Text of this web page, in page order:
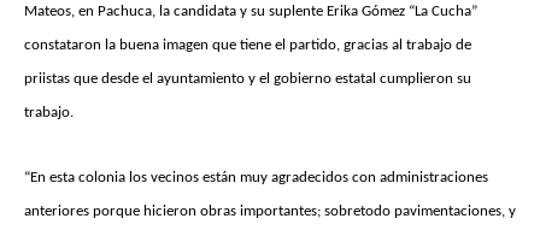
Mateos, en Pachuca, la candidata y su suplente Erika Gómez “La Cucha”
constataron la buena imagen que tiene el partido, gracias al trabajo de
priistas que desde el ayuntamiento y el gobierno estatal cumplieron su
trabajo.
“En esta colonia los vecinos están muy agradecidos con administraciones
anteriores porque hicieron obras importantes; sobretodo pavimentaciones, y